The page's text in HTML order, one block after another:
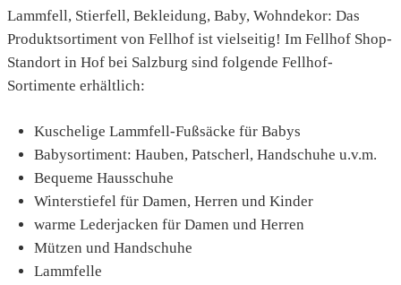
Lammfell, Stierfell, Bekleidung, Baby, Wohndekor: Das
Produktsortiment von Fellhof ist vielseitig! Im Fellhof Shop-
Standort in Hof bei Salzburg sind folgende Fellhof-
Sortimente erhältlich:
Kuschelige Lammfell-Fußsäcke für Babys
Babysortiment: Hauben, Patscherl, Handschuhe u.v.m.
Bequeme Hausschuhe
Winterstiefel für Damen, Herren und Kinder
warme Lederjacken für Damen und Herren
Mützen und Handschuhe
Lammfelle